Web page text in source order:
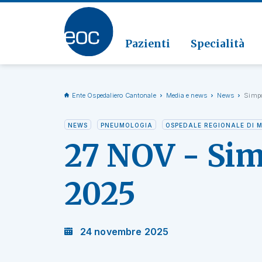
Pazienti Specialità
Vai alla sezione
Ente Ospedaliero Cantonale Media e news News
NEWS PNEUMOLOGIA OSPEDALE REGIONALE DI
27 NOV -
2025
24 novembre 2025